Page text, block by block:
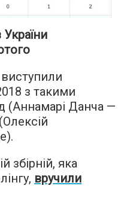
з такими
(Аннамарі Данча —
збірній, яка
вручили